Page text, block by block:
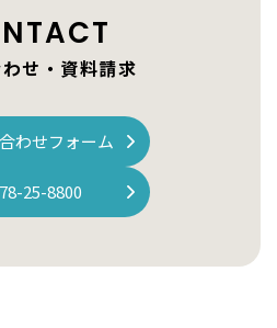
せ・資料請求
わせフォーム
25-8800